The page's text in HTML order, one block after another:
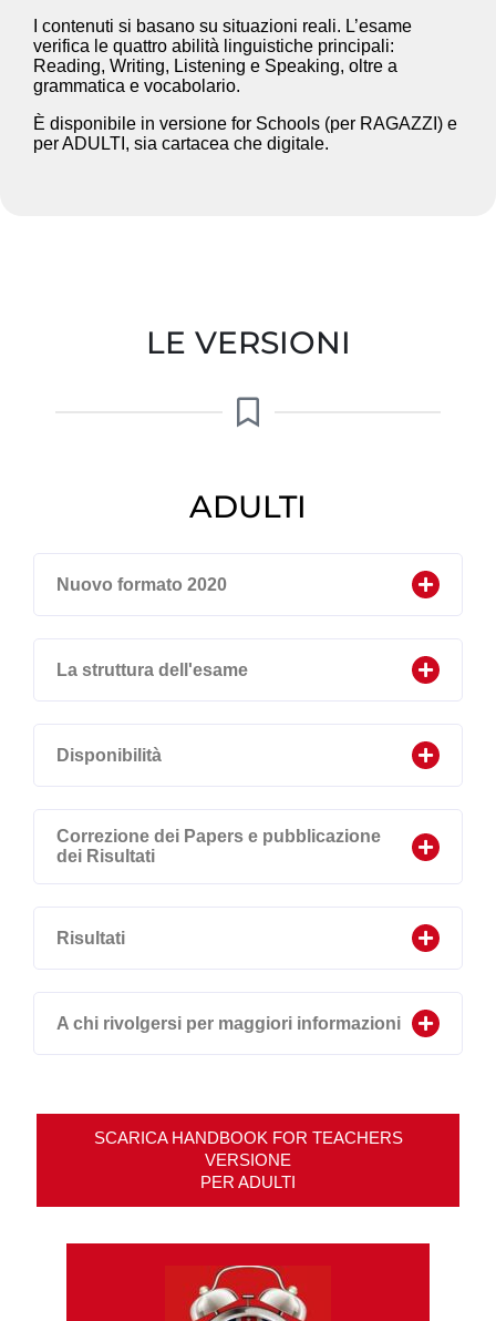
I contenuti si basano su situazioni reali. L’esame
verifica le quattro abilità linguistiche principali:
Reading, Writing, Listening e Speaking, oltre a
grammatica e vocabolario.
È disponibile in versione for Schools (per RAGAZZI) e
per ADULTI, sia cartacea che digitale.
LE VERSIONI
ADULTI
Nuovo formato 2020
La struttura dell'esame
Disponibilità
Correzione dei Papers e pubblicazione
dei Risultati
Risultati
A chi rivolgersi per maggiori informazioni
SCARICA HANDBOOK FOR TEACHERS
VERSIONE
PER ADULTI